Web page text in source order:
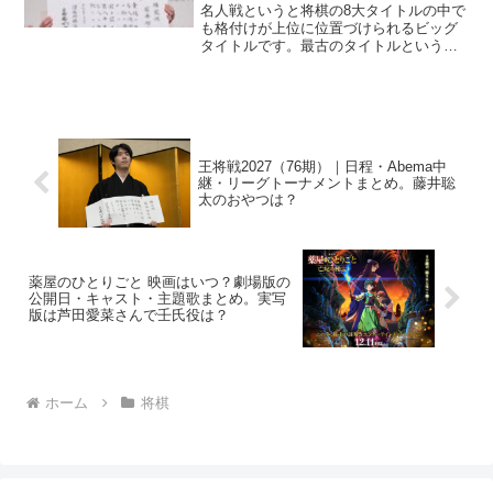
名人戦というと将棋の8大タイトルの中で
も格付けが上位に位置づけられるビッグ
タイトルです。最古のタイトルというこ
王将戦2027（76期）｜日程・Abema中
継・リーグトーナメントまとめ。藤井聡
太のおやつは？
薬屋のひとりごと 映画はいつ？劇場版の
公開日・キャスト・主題歌まとめ。実写
版は芦田愛菜さんで壬氏役は？
ホーム 将棋